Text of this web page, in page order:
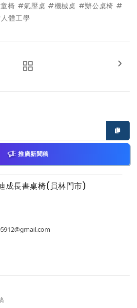
椅 #氣壓桌 #機械桌 #辦公桌椅 #
體工學
推廣新聞稿
成長書桌椅(員林門市)